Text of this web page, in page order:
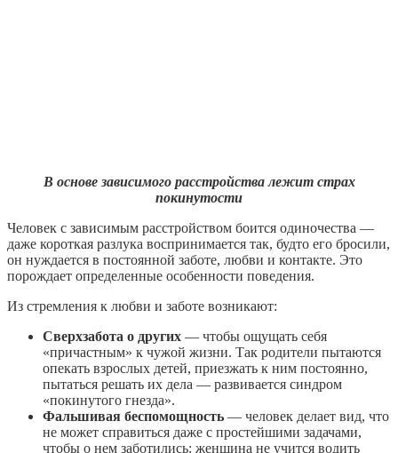
В основе зависимого расстройства лежит страх
покинутости
Человек с зависимым расстройством боится одиночества —
даже короткая разлука воспринимается так, будто его бросили,
он нуждается в постоянной заботе, любви и контакте. Это
порождает определенные особенности поведения.
Из стремления к любви и заботе возникают:
Сверхзабота о других — чтобы ощущать себя
«причастным» к чужой жизни. Так родители пытаются
опекать взрослых детей, приезжать к ним постоянно,
пытаться решать их дела — развивается синдром
«покинутого гнезда».
Фальшивая беспомощность — человек делает вид, что
не может справиться даже с простейшими задачами,
чтобы о нем заботились: женщина не учится водить